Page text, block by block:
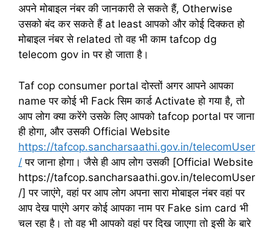
अपने मोबाइल नंबर की जानकारी ले सकते हैं, Otherwise
उसको बंद कर सकते हैं at least आपको और कोई दिक्कत हो
मोबाइल नंबर से related तो वह भी काम tafcop dg
telecom gov in पर हो जाता है।
Taf cop consumer portal दोस्तों अगर आपने आपका
name पर कोई भी Fack सिम कार्ड Activate हो गया है, तो
आप लोग क्या करेंगे उसके लिए आपको tafcop portal पर जाना
ही होगा, और उसकी Official Website
https://tafcop.sancharsaathi.gov.in/telecomUser
/ पर जाना होगा। जैसे ही आप लोग उसकी [Official Website
https://tafcop.sancharsaathi.gov.in/telecomUser
/] पर जाएंगे, वहां पर आप लोग अपना सारा मोबाइल नंबर वहां पर
आप देख पाएंगे अगर कोई आपका नाम पर Fake sim card भी
चल रहा है। तो वह भी आपको वहां पर दिख जाएगा तो इसी के बारे